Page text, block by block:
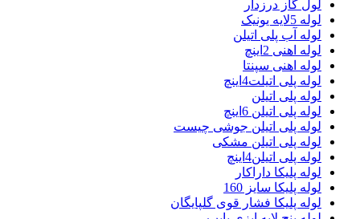
لول گاز درزدار
لوله 5لایه یونیک
لوله آب پلی اتیلن
لوله اهنی 2اینچ
لوله اهنی سپنتا
لوله پلی اتیلت4اینچ
لوله پلی اتیلن
لوله پلی اتیلن 6اینچ
لوله پلی اتیلن جوشی چیست
لوله پلی اتیلن مشکی
لوله پلی اتیلن4اینچ
لوله پلیکا داراکار
لوله پلیکا سایز 160
لوله پلیکا فشار قوی گلپایگان